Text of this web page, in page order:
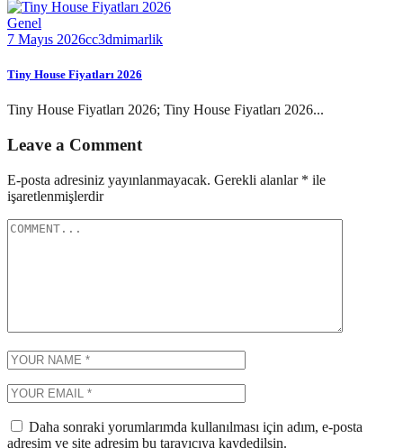
Genel
7 Mayıs 2026cc3dmimarlik
Tiny House Fiyatları 2026
Tiny House Fiyatları 2026; Tiny House Fiyatları 2026...
Leave a Comment
E-posta adresiniz yayınlanmayacak. Gerekli alanlar * ile
işaretlenmişlerdir
Daha sonraki yorumlarımda kullanılması için adım, e-posta
adresim ve site adresim bu tarayıcıya kaydedilsin.